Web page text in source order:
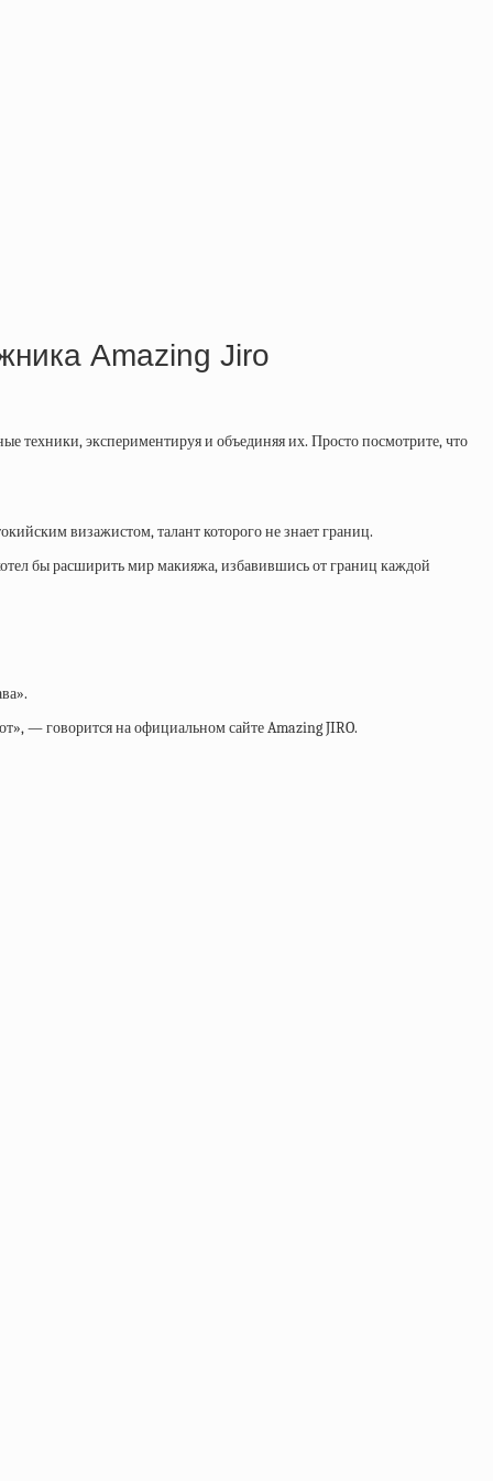
Amazing Jiro
техники, экспериментируя и объединяя их. Просто посмотрите, что
визажистом, талант которого не знает границ.
бы расширить мир макияжа, избавившись от границ каждой
— говорится на официальном сайте Amazing JIRO.